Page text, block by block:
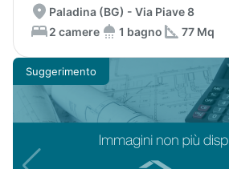
Paladina (BG) - Via Piave 8
2 camere
1 bagno 77 Mq
Suggerimento